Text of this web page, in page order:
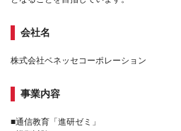
会社名
株式会社ベネッセコーポレーション
事業内容
■通信教育「進研ゼミ」